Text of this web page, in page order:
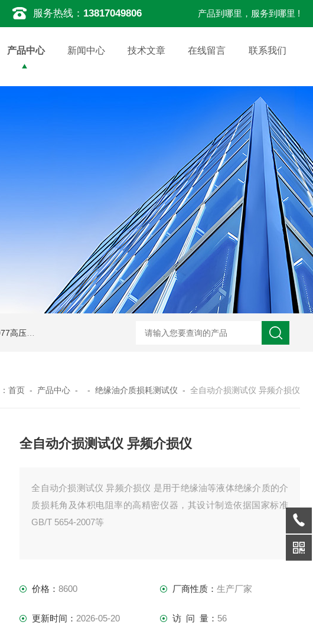
服务热线： 13817049806 产品到哪里，服务到哪里 !
产品中心 新闻中心 技术文章 在线留言 联系我们
表校验仪 GM-5KV-20KV型可调高压兆欧表GM-5KV-20KV nl3203型
首页 - 产品中心 - - 绝缘油介质损耗测试仪 - 全自动介损测试仪 异频介损仪
全自动介损测试仪 异频介损仪
全自动介损测试仪 异频介损仪 是用于绝缘油等液体绝缘介质的介
质损耗角及体积电阻率的高精密仪器，其设计制造依据国家标准
GB/T 5654-2007等
价格：8600 厂商性质： 生产厂家
更新时间： 2026-05-20 访 问 量： 56